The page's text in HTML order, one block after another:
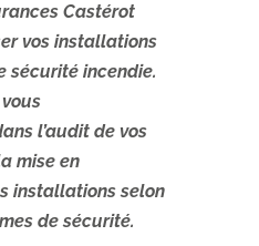
Castérot
vos installations
sécurité incendie.
l’audit de vos
mise en
installations selon
de sécurité.